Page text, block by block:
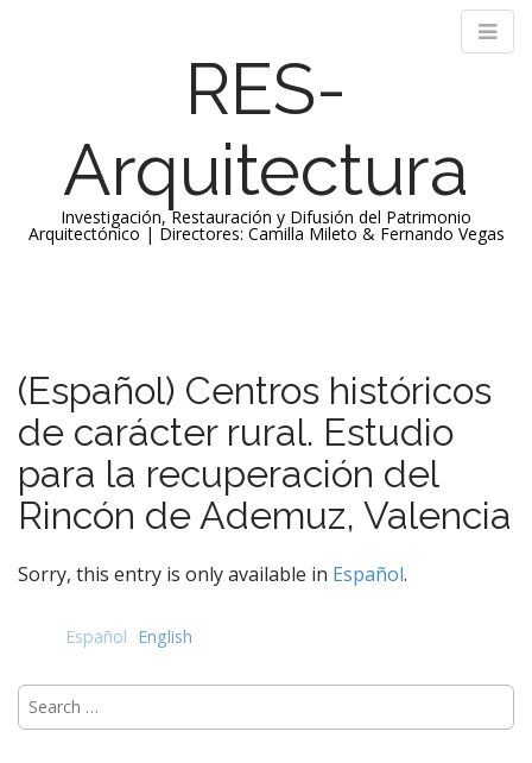
RES-
Arquitectura
Investigación, Restauración y Difusión del Patrimonio
Arquitectónico | Directores: Camilla Mileto & Fernando Vegas
n
m
e
n
u
t
o
c
o
n
t
n
(Español) Centros históricos
de carácter rural. Estudio
para la recuperación del
Rincón de Ademuz, Valencia
Sorry, this entry is only available in Español.
Español English
Search
for: